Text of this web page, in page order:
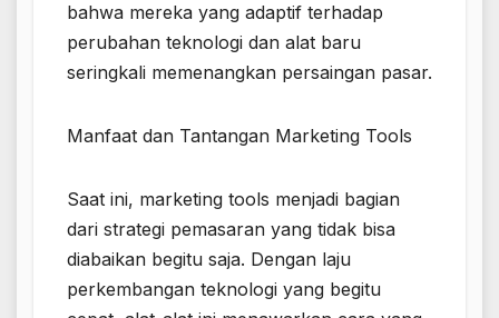
bahwa mereka yang adaptif terhadap
perubahan teknologi dan alat baru
seringkali memenangkan persaingan pasar.
Manfaat dan Tantangan Marketing Tools
Saat ini, marketing tools menjadi bagian
dari strategi pemasaran yang tidak bisa
diabaikan begitu saja. Dengan laju
perkembangan teknologi yang begitu